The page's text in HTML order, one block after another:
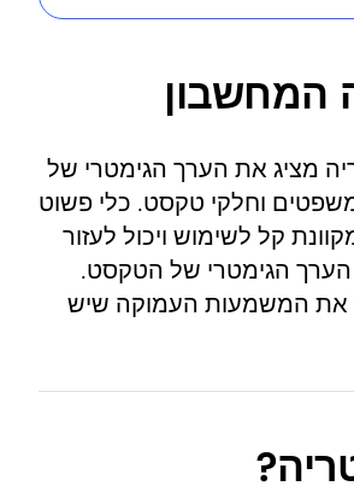
המחשבון
מציג את הערך הגימטרי של
וחלקי טקסט. כלי פשוט
קל לשימוש ויכול לעזור
הגימטרי של הטקסט.
את המשמעות העמוקה שיש